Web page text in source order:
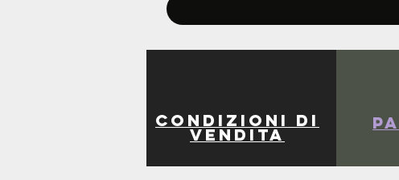
Condizioni di
vendita